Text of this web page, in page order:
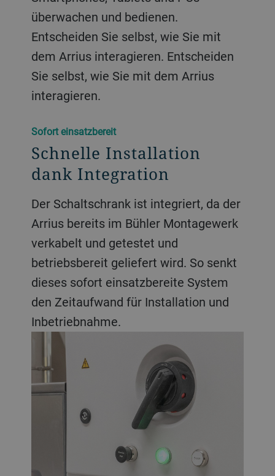
überwachen und bedienen.
Entscheiden Sie selbst, wie Sie mit
dem Arrius interagieren. Entscheiden
Sie selbst, wie Sie mit dem Arrius
interagieren.
Sofort einsatzbereit
Schnelle Installation
dank Integration
Der Schaltschrank ist integriert, da der
Arrius bereits im Bühler Montagewerk
verkabelt und getestet und
betriebsbereit geliefert wird. So senkt
dieses sofort einsatzbereite System
den Zeitaufwand für Installation und
Inbetriebnahme.